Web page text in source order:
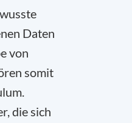
Daten
von
somit
die sich